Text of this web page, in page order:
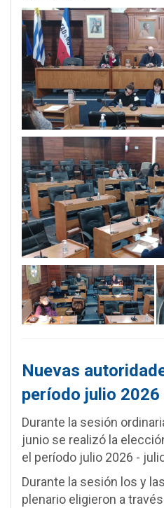
Nuevas
período julio
Durante la sesión
junio se realizó la
el período julio 2026 -
Durante la sesión los y
plenario eligieron a